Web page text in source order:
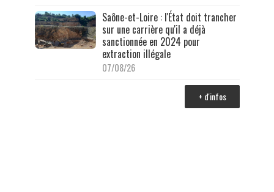
Saône-et-Loire : l'État doit trancher
sur une carrière qu'il a déjà
sanctionnée en 2024 pour
extraction illégale
07/08/26
+ d'infos